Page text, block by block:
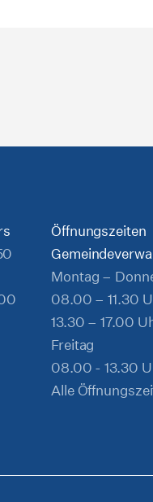
Öffnungszeiten
Montag –
08.00 – 11.30
13.30 – 17.00
Freitag
08.00 - 13.30
Alle